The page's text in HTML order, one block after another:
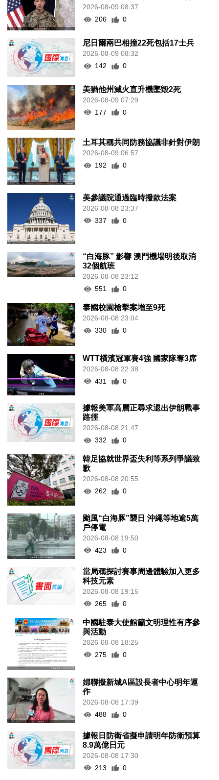
2026-08-09 08:37
206
0
尼日爾兩巴相撞22死包括17士兵
2026-08-09 08:32
142
0
美猶他州滅火直升機墜毀2死
2026-08-09 07:29
177
0
土耳其稱共同防務協議非針對伊朗
2026-08-09 06:57
192
0
美參議院通過臨時撥款法案
2026-08-08 23:37
337
0
“白海豚” 影響 澳門機場明後取消
32個航班
2026-08-08 23:12
551
0
泰國校園槍擊案增至9死
2026-08-08 23:04
330
0
WTT橫濱冠軍賽4強 國家隊奪3席
2026-08-08 22:38
431
0
據報美軍高層正尋求退出伊朗戰事
路徑
2026-08-08 21:47
332
0
韓足協就世界盃失利等系列爭議致
歉
2026-08-08 20:55
262
0
颱風“白海豚”襲日 沖繩等地逾5萬
戶停電
2026-08-08 19:50
423
0
當局稱探討賽事周邊體驗加入更多
科技元素
2026-08-08 19:15
265
0
中國駐泰大使館籲文明理性有序參
與活動
2026-08-08 18:25
275
0
婦聯擬新城A區設長者中心明年運
作
2026-08-08 17:39
488
0
據報日防衛省擬申請明年防衛預算
8.9萬億日元
2026-08-08 17:30
213
0